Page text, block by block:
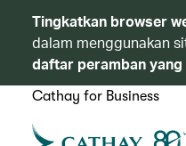
Tingkatkan browser
dalam menggunakan
daftar peramban yang
Cathay for Business